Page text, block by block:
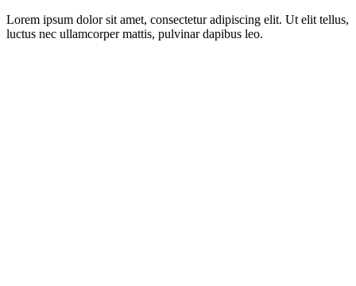
Lorem ipsum dolor sit amet, consectetur adipiscing elit. Ut elit tellus,
luctus nec ullamcorper mattis, pulvinar dapibus leo.